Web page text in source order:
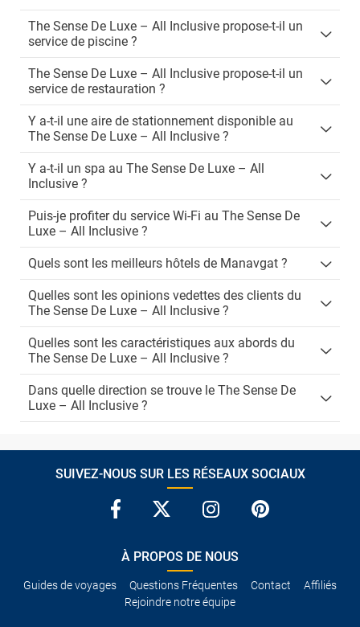
The Sense De Luxe – All Inclusive propose-t-il un
service de piscine ?
The Sense De Luxe – All Inclusive propose-t-il un
service de restauration ?
Y a-t-il une aire de stationnement disponible au
The Sense De Luxe – All Inclusive ?
Y a-t-il un spa au The Sense De Luxe – All
Inclusive ?
Puis-je profiter du service Wi-Fi au The Sense De
Luxe – All Inclusive ?
Quels sont les meilleurs hôtels de Manavgat ?
Quelles sont les opinions vedettes des clients du
The Sense De Luxe – All Inclusive ?
Quelles sont les caractéristiques aux abords du
The Sense De Luxe – All Inclusive ?
Dans quelle direction se trouve le The Sense De
Luxe – All Inclusive ?
SUIVEZ-NOUS SUR LES RÉSEAUX SOCIAUX
À PROPOS DE NOUS
Guides de voyages Questions Fréquentes Contact
Affiliés
Rejoindre notre équipe